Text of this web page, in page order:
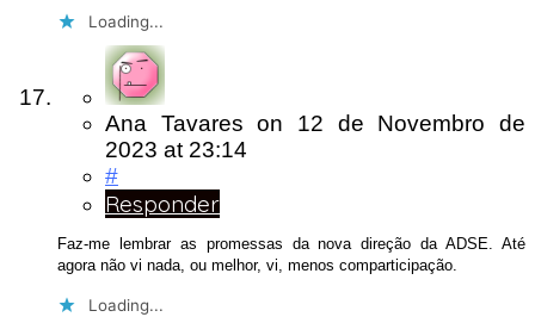
Loading...
Ana Tavares on 12 de Novembro de
2023 at 23:14
#
Responder
Faz-me lembrar as promessas da nova direção da ADSE. Até
agora não vi nada, ou melhor, vi, menos comparticipação.
Loading...